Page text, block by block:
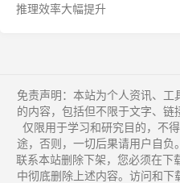
推理效率大幅提升
免责声明：本站为个人资讯、
的内容，包括但不限于文字、
仅限用于学习和研究目的，不
途，否则，一切后果请用户自
联系本站删除下架，您必须在下
中彻底删除上述内容。访问和